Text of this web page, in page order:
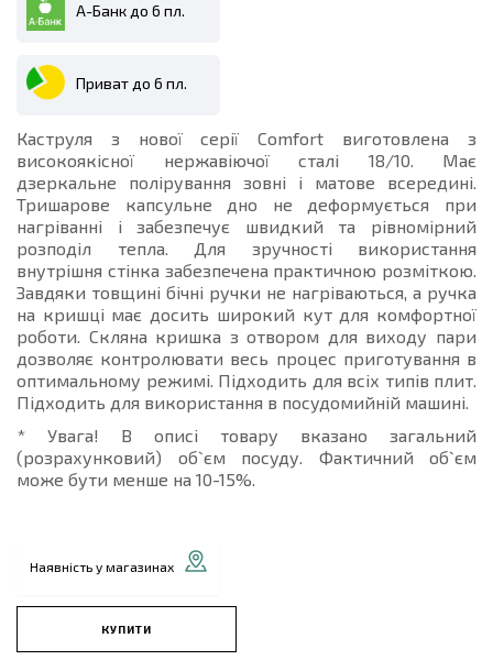
А-Банк до 6 пл.
Приват до 6 пл.
Каструля з нової серії Comfort виготовлена ​​з
високоякісної нержавіючої сталі 18/10. Має
дзеркальне полірування зовні і матове всередині.
Тришарове капсульне дно не деформується при
нагріванні і забезпечує швидкий та рівномірний
розподіл тепла. Для зручності використання
внутрішня стінка забезпечена практичною розміткою.
Завдяки товщині бічні ручки не нагріваються, а ручка
на кришці має досить широкий кут для комфортної
роботи. Скляна кришка з отвором для виходу пари
дозволяє контролювати весь процес приготування в
оптимальному режимі. Підходить для всіх типів плит.
Підходить для використання в посудомийній машині.
* Увага! В описі товару вказано загальний
(розрахунковий) об`єм посуду. Фактичний об`єм
може бути менше на 10-15%.
Наявність у магазинах
КУПИТИ